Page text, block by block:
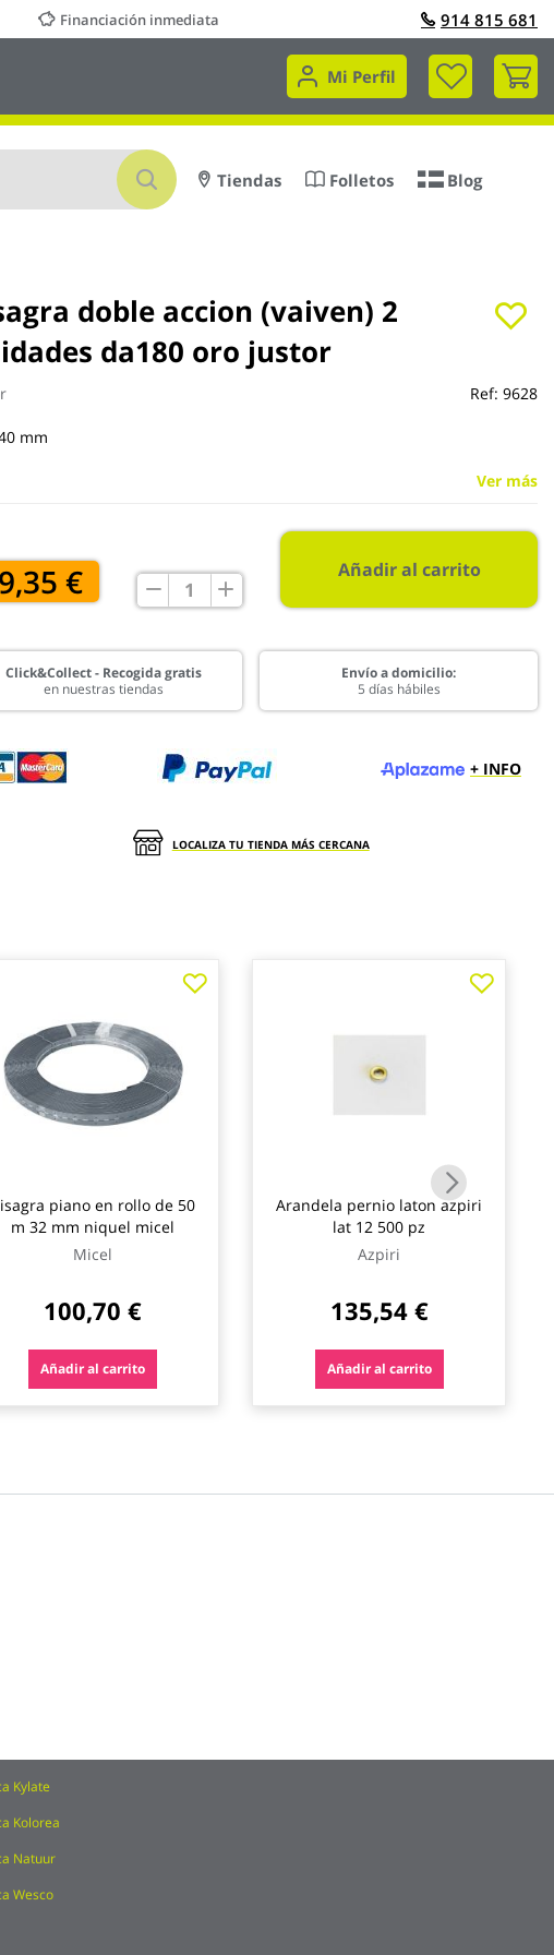
Financiación inmediata 914 815 681
Mi Perfil
Mi
Buscar
Tiendas Folletos Blog
doble accion (vaiven) 2
da180 oro justor
Ref: 9628
mm
Ver más
€ Añadir al carrito
Click&Collect - Recogida gratis
en nuestras tiendas
Envío a domicilio:
5 días hábiles
+ INFO
LOCALIZA TU TIENDA MÁS CERCANA
piano en rollo de 50
m 32 mm niquel micel
Micel
100,70 €
Añadir al carrito
Arandela pernio laton azpiri
lat 12 500 pz
Azpiri
135,54 €
Añadir al carrito
Kylate
Kolorea
Natuur
Wesco